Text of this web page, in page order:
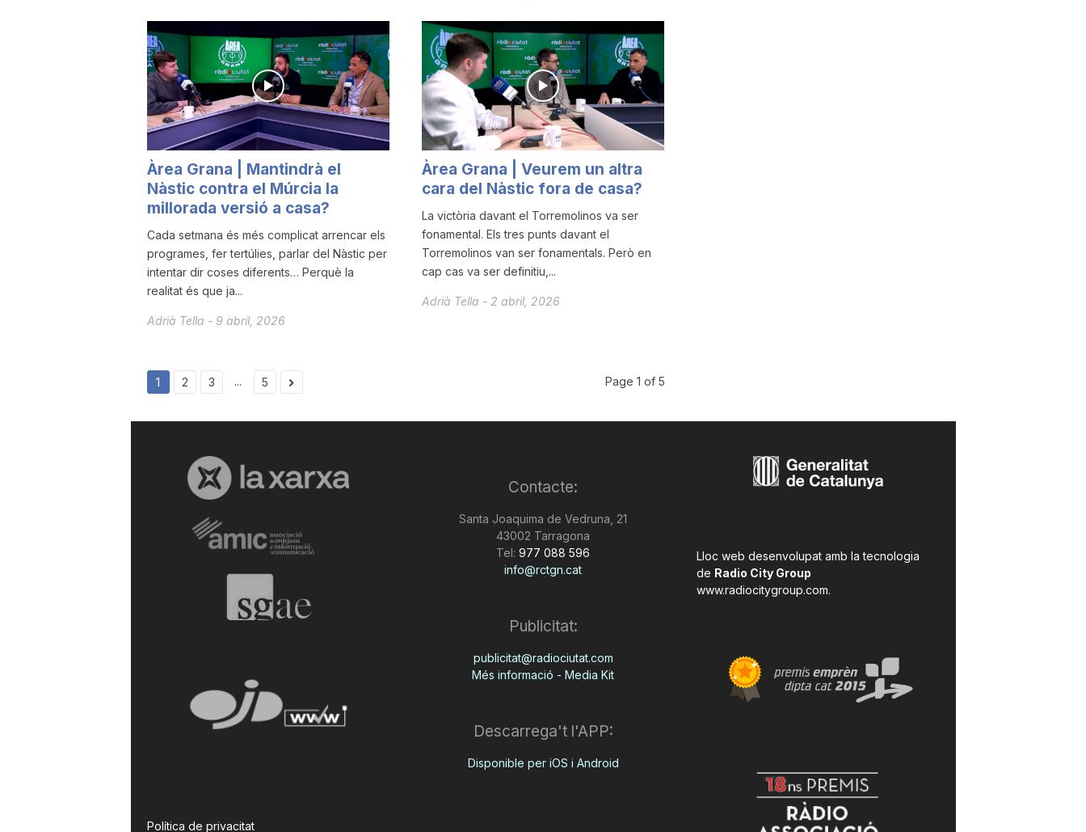
Àrea Grana | Mantindrà el
Nàstic contra el Múrcia la
millorada versió a casa?
Cada setmana és més complicat arrencar els
programes, fer tertúlies, parlar del Nàstic per
intentar dir coses diferents… Perquè la
realitat és que ja...
Adrià Tella - 9 abril, 2026
Àrea Grana | Veurem un altra
cara del Nàstic fora de casa?
La victòria davant el Torremolinos va ser
fonamental. Els tres punts davant el
Torremolinos van ser fonamentals. Però en
cap cas va ser definitiu,...
Adrià Tella - 2 abril, 2026
1 2 3 ... 5 Page 1 of 5
Política de privacitat
Contacte:
Santa Joaquima de Vedruna, 21
43002 Tarragona
Tel: 977 088 596
info@rctgn.cat
Publicitat:
publicitat@radiociutat.com
Més informació - Media Kit
Descarrega't l'APP:
Disponible per iOS i Android
Lloc web desenvolupat amb la tecnologia
de Radio City Group
www.radiocitygroup.com.